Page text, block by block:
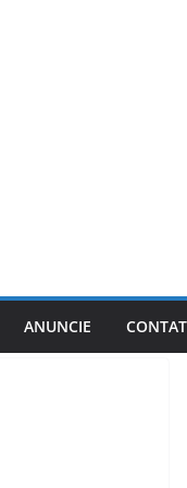
ANUNCIE